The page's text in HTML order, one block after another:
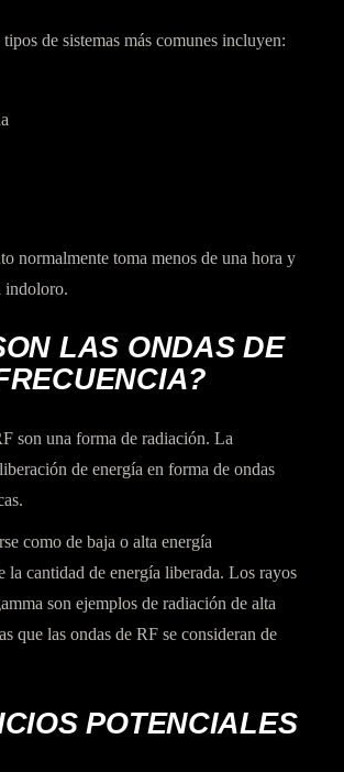
de sistemas más comunes incluyen:
normalmente toma menos de una hora y
indoloro.
LAS ONDAS DE
son una forma de radiación. La
de energía en forma de ondas
como de baja o alta energía
la cantidad de energía liberada. Los rayos
son ejemplos de radiación de alta
que las ondas de RF se consideran de
POTENCIALES